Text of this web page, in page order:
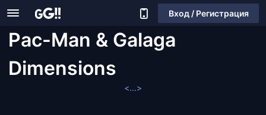
Вход / Регистрация
Pac-Man & Galaga
Dimensions
<...>